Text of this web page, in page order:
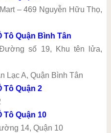
– 469 Nguyễn Hữu Thọ,
Tô Quận Bình Tân
số 19, Khu tên lửa,
Lạc A, Quận Bình Tân
Tô Quận 2
Tô Quận 10
14, Quận 10